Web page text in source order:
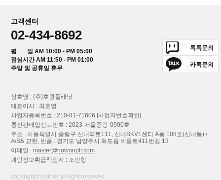
고객센터
02-434-8692
평 일 AM 10:00 - PM 05:00
점심시간 AM 11:50 - PM 01:00
주말 및 공휴일 휴무
톡톡문의
카톡문의
상호명 : (주)호원플래닛
대표이사 : 최호영
사업자등록번호 : 210-81-71606 [사업자번호확인]
통신판매업신고번호 : 2023-서울중랑-0900호
주소 : 서울특별시 중랑구 신내역로111, 신내SKV1센터 A동 108호(신내동) /
A/S& 교환, 반품 : 경기도 남양주시 화도읍 비룡로411번길 13
이메일 :master@howonplt.com
개인정보취급책임자 : 조민형
copyright⒞astore all right reserved